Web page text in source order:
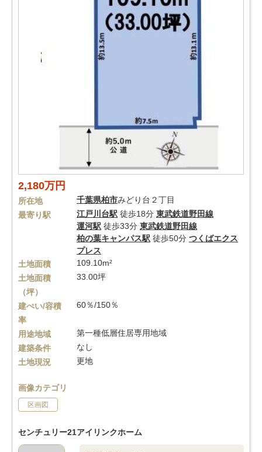
2,180万円
所在地 千葉県柏市みどり台２丁目
最寄り駅
江戸川台駅 徒歩18分 東武鉄道野田線
運河駅 徒歩33分 東武鉄道野田線
柏の葉キャンパス駅 徒歩50分 つくばエクス
プレス
土地面積
109.10m²
土地面積
（坪）
33.00坪
建ぺい/容積
率
60％/150％
用途地域
第一種低層住居専用地域
建築条件
なし
土地現況
更地
画像カテゴリ
区画図
センチュリー21アイリンクホーム